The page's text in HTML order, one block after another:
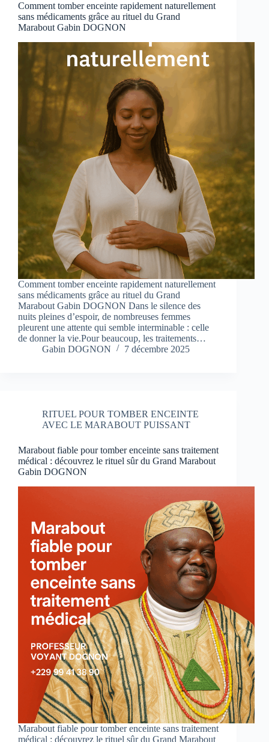
Comment tomber enceinte rapidement naturellement
sans médicaments grâce au rituel du Grand
Marabout Gabin DOGNON
Comment tomber enceinte rapidement naturellement
sans médicaments grâce au rituel du Grand
Marabout Gabin DOGNON Dans le silence des
nuits pleines d’espoir, de nombreuses femmes
pleurent une attente qui semble interminable : celle
de donner la vie.Pour beaucoup, les traitements…
Gabin DOGNON
7 décembre 2025
RITUEL POUR TOMBER ENCEINTE
AVEC LE MARABOUT PUISSANT
Marabout fiable pour tomber enceinte sans traitement
médical : découvrez le rituel sûr du Grand Marabout
Gabin DOGNON
Marabout fiable pour tomber enceinte sans traitement
médical : découvrez le rituel sûr du Grand Marabout